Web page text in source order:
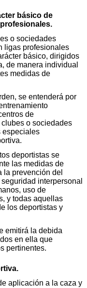
básico de
o sociedades
ligas profesionales
básico, dirigidos
de manera individual
medidas de
se entenderá por
de
o sociedades
especiales
deportistas se
las medidas de
la prevención del
interpersonal
uso de
y todas aquellas
los deportistas y
emitirá la debida
en ella que
pertinentes.
aplicación a la caza y